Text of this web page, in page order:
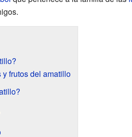
frutos del amatillo